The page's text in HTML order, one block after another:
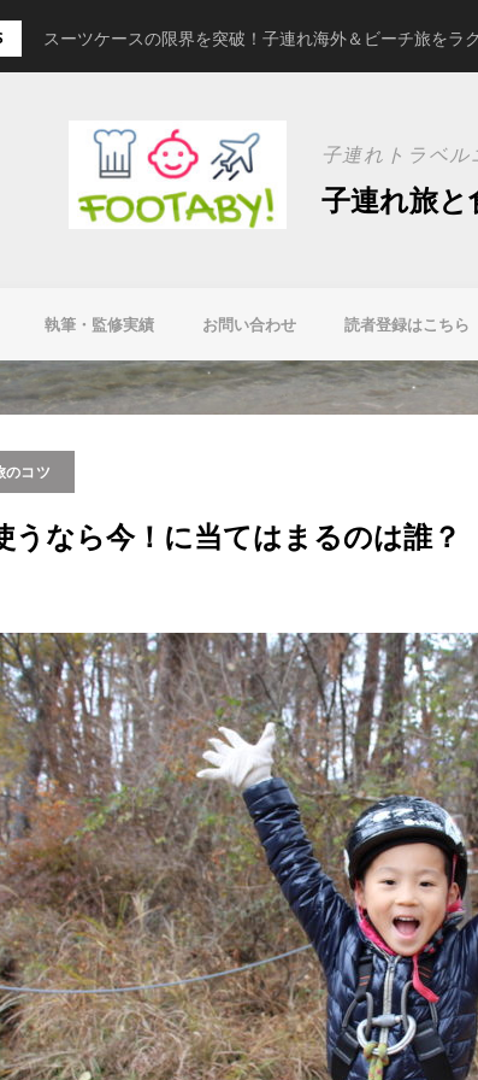
スーツケースの限界を突破！子連れ海外＆ビーチ旅をラ
子連れトラベ
子連れ旅と
執筆・監修実績 お問い合わせ 読者登録はこちら
のコツ
うなら今！に当てはまるのは誰？